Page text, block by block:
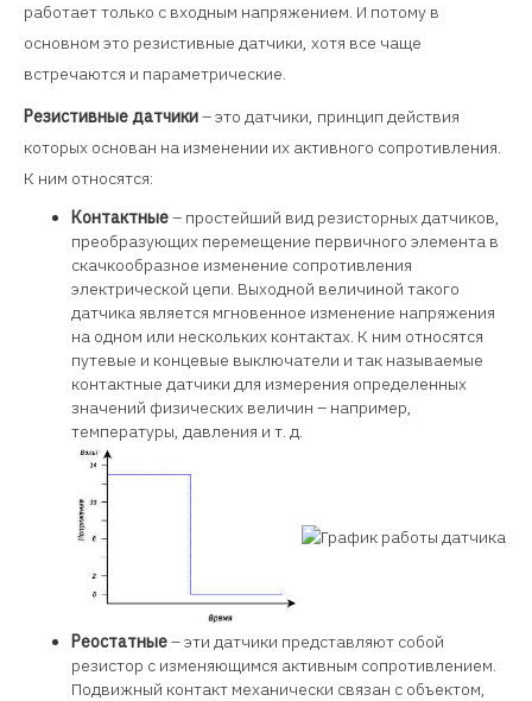
работает только с входным напряжением. И потому в
основном это резистивные датчики, хотя все чаще
встречаются и параметрические.
Резистивные датчики– это датчики, принцип действия
которых основан на изменении их активного сопротивления.
К ним относятся:
Контактные– простейший вид резисторных датчиков,
преобразующих перемещение первичного элемента в
скачкообразное изменение сопротивления
электрической цепи. Выходной величиной такого
датчика является мгновенное изменение напряжения
на одном или нескольких контактах. К ним относятся
путевые и концевые выключатели и так называемые
контактные датчики для измерения определенных
значений физических величин – например,
температуры, давления и т. д.
Реостатные– эти датчики представляют собой
резистор с изменяющимся активным сопротивлением.
Подвижный контакт механически связан с объектом,